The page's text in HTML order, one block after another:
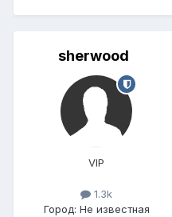
sherwood
VIP
1.3k
Город: Не известная